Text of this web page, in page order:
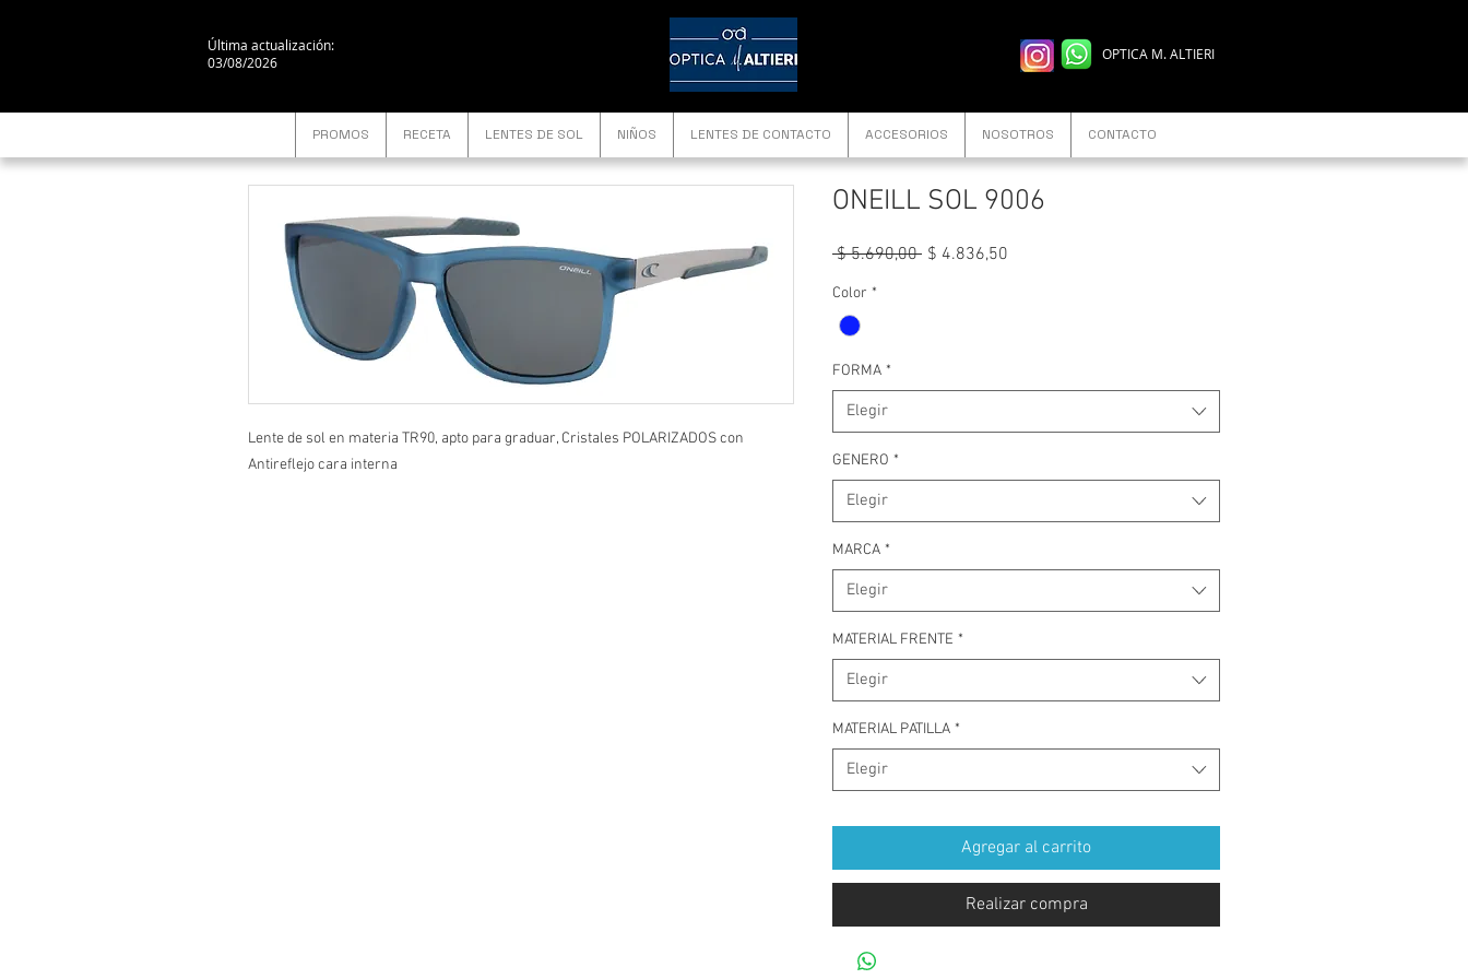
Última actualización:
03/08/2026
OPTICA M. ALTIERI
PROMOS RECETA LENTES DE SOL NIÑOS LENTES DE CONTACTO ACCESORIOS NOSOTROS CONTACTO
Lente de sol en materia TR90, apto para graduar, Cristales POLARIZADOS con
Antireflejo cara interna
ONEILL SOL 9006
$ 5.690,00 Precio
$ 4.836,50
Color *
FORMA *
Elegir
GENERO *
Elegir
MARCA *
Elegir
MATERIAL FRENTE *
Elegir
MATERIAL PATILLA *
Elegir
Agregar al carrito
Realizar compra